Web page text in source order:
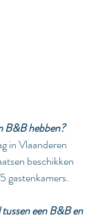
B&B hebben?
in Vlaanderen
beschikken
gastenkamers.
een B&B en